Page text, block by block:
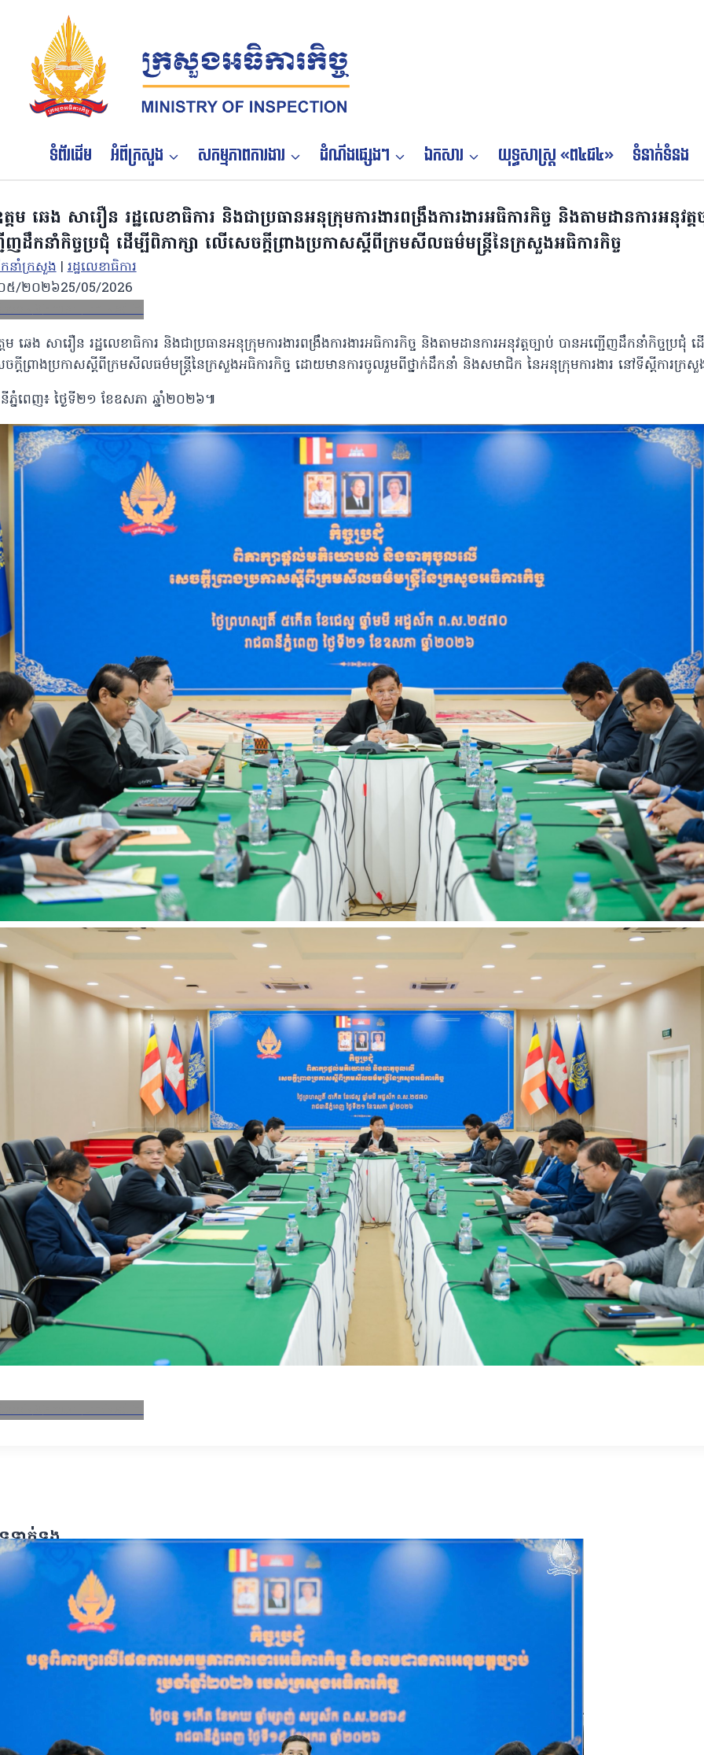
content
ទំព័រដើម អំពីក្រសួង សកម្មភាពការងារ ដំណឹងផ្សេងៗ ឯកសារ យុទ្ធសាស្ត្រ «ព៤ជ៤» ទំនាក់ទំនង
តម ឆេង សារឿន រដ្ឋលេខាធិការ និងជាប្រធានអនុក្រុមការងារពង្រឹងការងារអធិការកិច្ច និងតាមដានការអនុវត្ត
ញដឹកនាំកិច្ចប្រជុំ ដើម្បីពិភាក្សា លើសេចក្តីព្រាងប្រកាសស្តីពីក្រមសីលធម៌មន្ត្រីនៃក្រសួងអធិការកិច្ច
កនាំក្រសួង|រដ្ឋលេខាធិការ
៥/២០២៦25/05/2026
XEmailLinkedIn
ម ឆេង សារឿន រដ្ឋលេខាធិការ និងជាប្រធានអនុក្រុមការងារពង្រឹងការងារអធិការកិច្ច និងតាមដានការអនុវត្តច្បាប់ បានអញ្ជើញដឹកនាំកិច្ចប្រជុំ ដ
ក្តីព្រាងប្រកាសស្តីពីក្រមសីលធម៌មន្ត្រីនៃក្រសួងអធិការកិច្ច ដោយមានការចូលរួមពីថ្នាក់ដឹកនាំ និងសមាជិក នៃអនុក្រុមការងារ នៅទីស្ដីការក្រ
នីភ្នំពេញ៖ ថ្ងៃទី២១ ខែឧសភា ឆ្នាំ២០២៦៕
XEmailLinkedIn
ទាក់ទង